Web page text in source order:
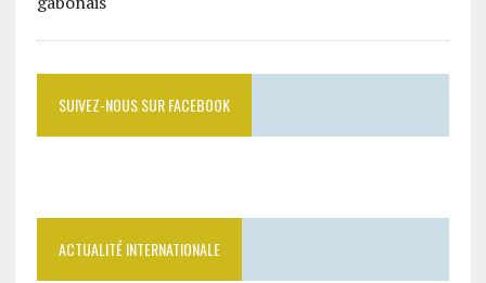
SUIVEZ-NOUS SUR FACEBOOK
ACTUALITÉ INTERNATIONALE